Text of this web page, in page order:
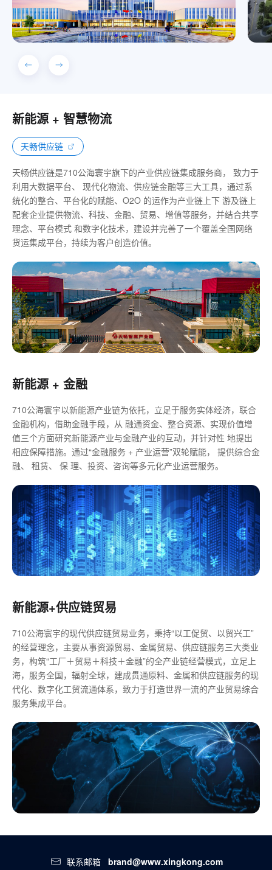
新能源 + 智慧物流
天畅供应链
天畅供应链是710公海寰宇旗下的产业供应链集成服务商， 致力于
利用大数据平台、 现代化物流、供应链金融等三大工具，通过系
统化的整合、平台化的赋能、O2O 的运作为产业链上下 游及链上
配套企业提供物流、科技、金融、贸易、增值等服务，并结合共享
理念、平台模式 和数字化技术，建设并完善了一个覆盖全国网络
货运集成平台，持续为客户创造价值。
新能源 + 金融
710公海寰宇以新能源产业链为依托，立足于服务实体经济，联合
金融机构，借助金融手段，从 融通资金、整合资源、实现价值增
值三个方面研究新能源产业与金融产业的互动，并针对性 地提出
相应保障措施。通过“金融服务 + 产业运营”双轮赋能， 提供综合金
融、 租赁、 保 理、投资、咨询等多元化产业运营服务。
新能源+供应链贸易
710公海寰宇的现代供应链贸易业务，秉持“以工促贸、以贸兴工”
的经营理念，主要从事资源贸易、金属贸易、供应链服务三大类业
务，构筑“工厂＋贸易＋科技＋金融”的全产业链经营模式，立足上
海，服务全国，辐射全球，建成贯通原料、金属和供应链服务的现
代化、数字化工贸流通体系，致力于打造世界一流的产业贸易综合
服务集成平台。
联系邮箱 brand@www.xingkong.com